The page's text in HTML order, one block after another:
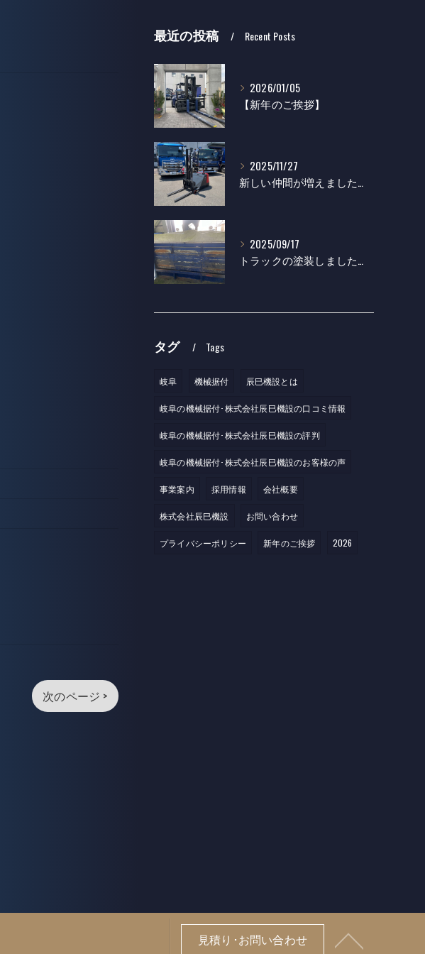
次のページ >
最近の投稿 Recent Posts
2026/01/05
【新年のご挨拶】
2025/11/27
新しい仲間が増えました！辰巳機設
2025/09/17
トラックの塗装しました！辰巳機設
タグ Tags
岐阜 機械据付 辰巳機設とは
岐阜の機械据付･株式会社辰巳機設の口コミ情報
岐阜の機械据付･株式会社辰巳機設の評判
岐阜の機械据付･株式会社辰巳機設のお客様の声
事業案内 採用情報 会社概要
株式会社辰巳機設 お問い合わせ
プライバシーポリシー 新年のご挨拶 2026
見積り･お問い合わせ